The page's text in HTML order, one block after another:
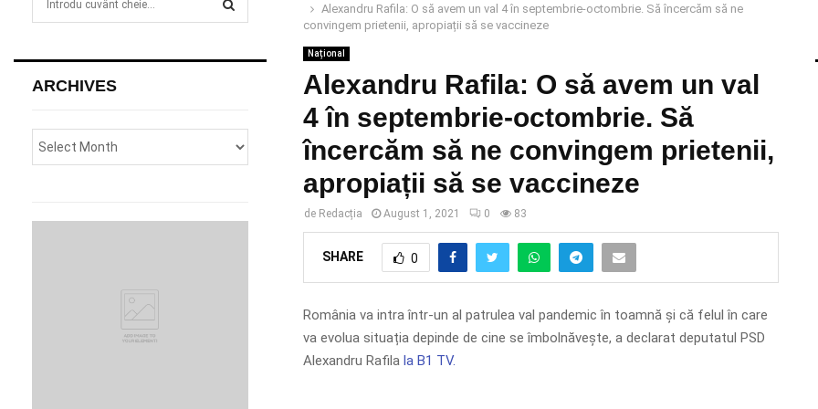
Alexandru Rafila: O să avem un val 4 în septembrie-octombrie. Să încercăm să ne
convingem prietenii, apropiații să se vaccineze
Național
Alexandru Rafila: O să avem un val
4 în septembrie-octombrie. Să
încercăm să ne convingem prietenii,
apropiații să se vaccineze
de Redacția August 1, 2021 0 83
SHARE 0
România va intra într-un al patrulea val pandemic în toamnă și că felul în care
va evolua situația depinde de cine se îmbolnăvește, a declarat deputatul PSD
Alexandru Rafila la B1 TV.
h
o
:
H
ARCHIVES